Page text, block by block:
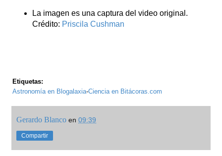
La imagen es una captura del video original.
Crédito: Priscila Cushman
Etiquetas:
Astronomía en Blogalaxia-Ciencia en Bitácoras.com
Gerardo Blanco en 09:39
Compartir